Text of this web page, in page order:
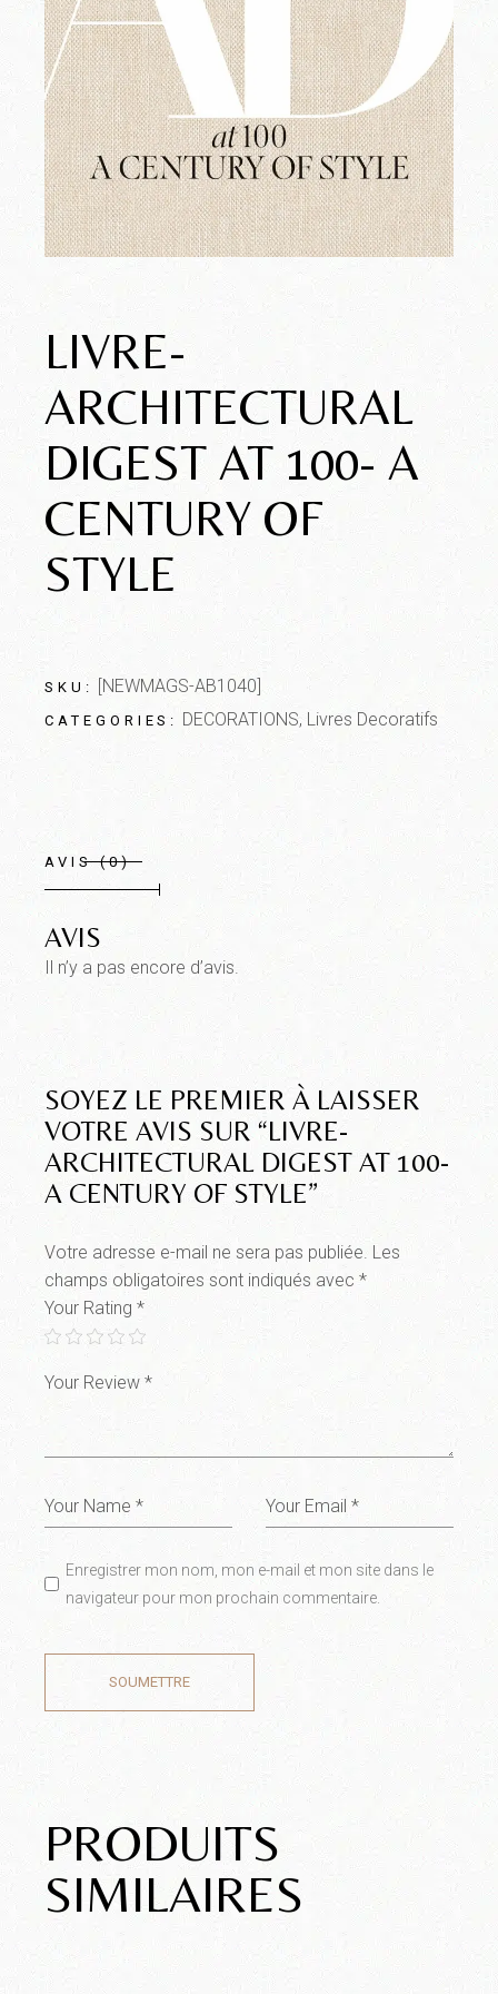
LIVRE-
ARCHITECTURAL
DIGEST AT 100- A
CENTURY OF
STYLE
SKU: [NEWMAGS-AB1040]
CATEGORIES: DECORATIONS, Livres Decoratifs
AVIS (0)
AVIS
Il n’y a pas encore d’avis.
SOYEZ LE PREMIER À LAISSER
VOTRE AVIS SUR “LIVRE-
ARCHITECTURAL DIGEST AT 100-
A CENTURY OF STYLE”
Votre adresse e-mail ne sera pas publiée. Les
champs obligatoires sont indiqués avec*
Your Rating*
Enregistrer mon nom, mon e-mail et mon site dans le
navigateur pour mon prochain commentaire.
SOUMETTRE
PRODUITS
SIMILAIRES